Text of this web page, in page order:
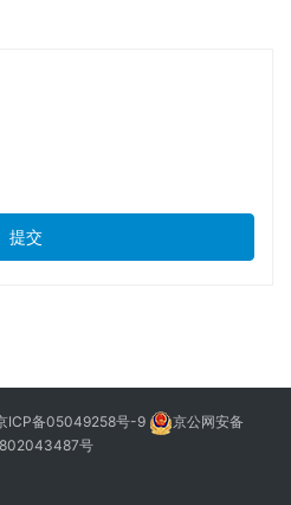
提交
ICP备05049258号-9
京公网安备
号